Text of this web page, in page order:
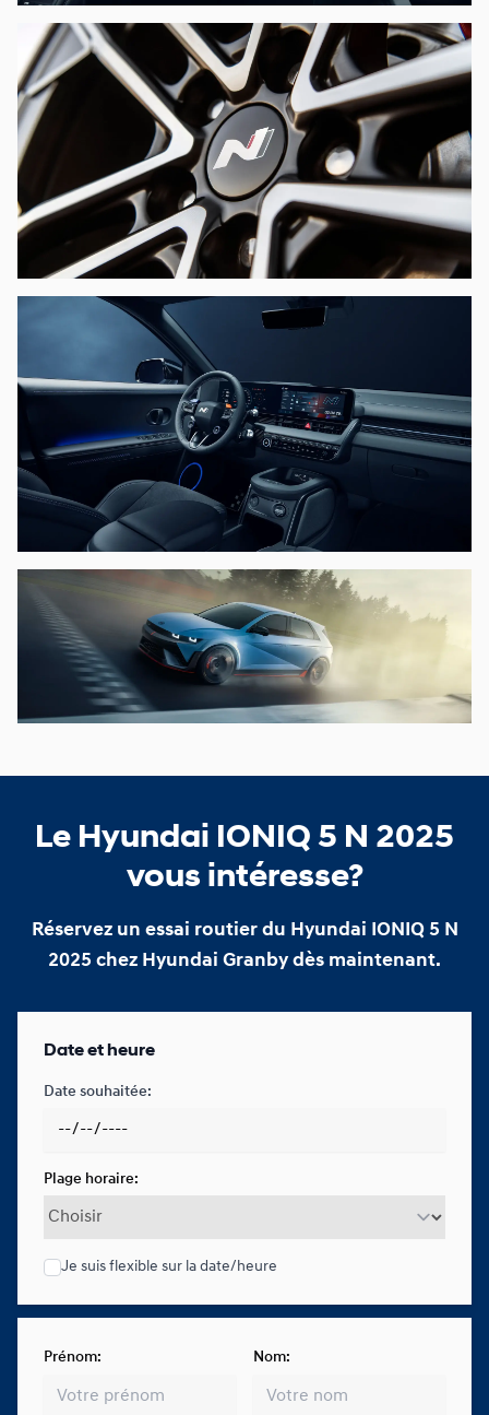
Le Hyundai IONIQ 5 N 2025
vous intéresse?
Réservez un essai routier du Hyundai IONIQ 5 N
2025 chez Hyundai Granby dès maintenant.
Date et heure
Date souhaitée:
Plage horaire:
Je suis flexible sur la date/heure
Prénom: Nom: